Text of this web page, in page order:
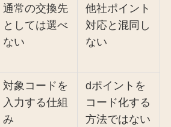
通常の交換先
としては選べ
ない
他社ポイント
対応と混同し
ない
対象コードを
入力する仕組
み
dポイントを
コード化する
方法ではない